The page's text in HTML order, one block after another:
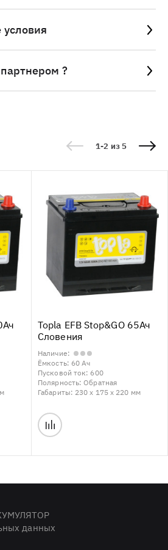
?
1-2 из 5
Topla EFB Stop&GO 65Ач
Словения
Наличие:
Ёмкость: 60 Ач
Пусковой ток: 600
Полярность:Обратная
Габариты: 230 x 175 x 220 мм
данных